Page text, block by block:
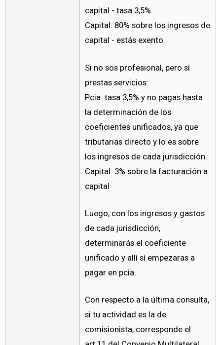
capital - tasa 3,5%
Capital: 80% sobre los ingresos de
capital - estás exento.
Si no sos profesional, pero sí
prestas servicios:
Pcia: tasa 3,5% y no pagas hasta
la determinación de los
coeficientes unificados, ya que
tributarias directo y lo es sobre
los ingresos de cada jurisdicción.
Capital: 3% sobre la facturación a
capital
Luego, con los ingresos y gastos
de cada jurisdicción,
determinarás el coeficiente
unificado y allí sí empezaras a
pagar en pcia.
Con respecto a la última consulta,
si tu actividad es la de
comisionista, corresponde el